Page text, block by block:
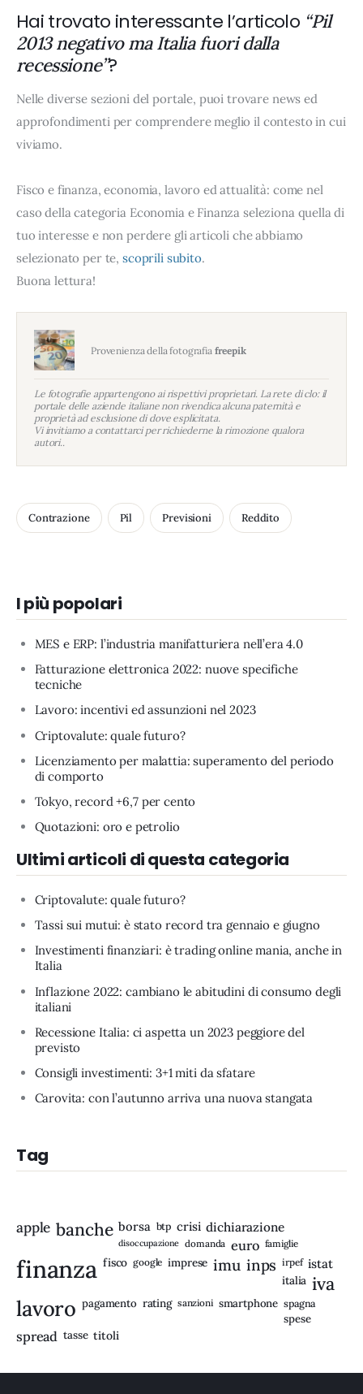
Hai trovato interessante l’articolo “Pil
2013 negativo ma Italia fuori dalla
recessione”?
Nelle diverse sezioni del portale, puoi trovare news ed
approfondimenti per comprendere meglio il contesto in cui
viviamo.
Fisco e finanza, economia, lavoro ed attualità: come nel
caso della categoria Economia e Finanza seleziona quella di
tuo interesse e non perdere gli articoli che abbiamo
selezionato per te, scoprili subito.
Buona lettura!
Provenienza della fotografia freepik
Le fotografie appartengono ai rispettivi proprietari. La rete di clo: il
portale delle aziende italiane non rivendica alcuna paternità e
proprietà ad esclusione di dove esplicitata.
Vi invitiamo a contattarci per richiederne la rimozione qualora
autori..
Contrazione Pil Previsioni Reddito
I più popolari
MES e ERP: l’industria manifatturiera nell’era 4.0
Fatturazione elettronica 2022: nuove specifiche
tecniche
Lavoro: incentivi ed assunzioni nel 2023
Criptovalute: quale futuro?
Licenziamento per malattia: superamento del periodo
di comporto
Tokyo, record +6,7 per cento
Quotazioni: oro e petrolio
Ultimi articoli di questa categoria
Criptovalute: quale futuro?
Tassi sui mutui: è stato record tra gennaio e giugno
Investimenti finanziari: è trading online mania, anche in
Italia
Inflazione 2022: cambiano le abitudini di consumo degli
italiani
Recessione Italia: ci aspetta un 2023 peggiore del
previsto
Consigli investimenti: 3+1 miti da sfatare
Carovita: con l’autunno arriva una nuova stangata
Tag
apple banche borsa btp crisi dichiarazione
disoccupazione domanda euro famiglie
finanza fisco google imprese imu inps irpef istat
italia iva
lavoro pagamento rating sanzioni smartphone spagna
spese
spread tasse titoli